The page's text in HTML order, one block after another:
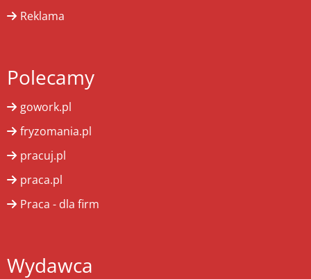
Reklama
Polecamy
gowork.pl
fryzomania.pl
pracuj.pl
praca.pl
Praca - dla firm
Wydawca